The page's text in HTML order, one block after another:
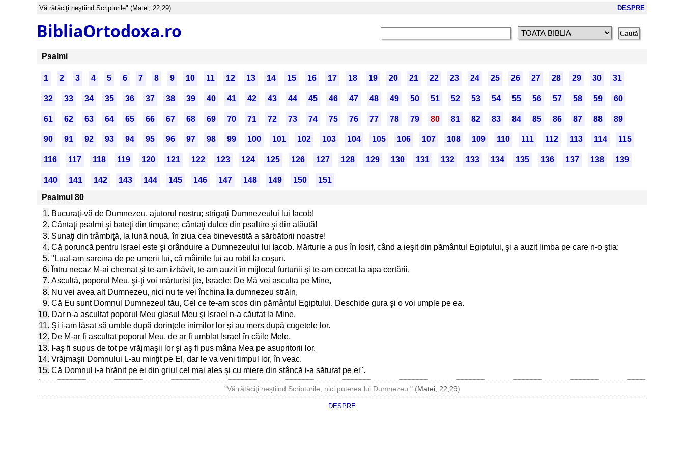
Vă rătăciţi neştiind Scripturile" (Matei, 22,29) DESPRE
BibliaOrtodoxa.ro
Psalmi
1 2 3 4 5 6 7 8 9 10 11 12 13 14 15 16 17 18 19 20 21 22 23 24 25 26 27 28 29 30 31
32 33 34 35 36 37 38 39 40 41 42 43 44 45 46 47 48 49 50 51 52 53 54 55 56 57 58 59 60
61 62 63 64 65 66 67 68 69 70 71 72 73 74 75 76 77 78 79 80 81 82 83 84 85 86 87 88 89
90 91 92 93 94 95 96 97 98 99 100 101 102 103 104 105 106 107 108 109 110 111 112 113 114 115
116 117 118 119 120 121 122 123 124 125 126 127 128 129 130 131 132 133 134 135 136 137 138 139
140 141 142 143 144 145 146 147 148 149 150
151
Psalmul 80
1. Bucuraţi-vă de Dumnezeu, ajutorul nostru; strigaţi Dumnezeului lui Iacob!
2. Cântaţi psalmi şi bateţi din timpane; cântaţi dulce din psaltire şi din alăută!
3. Sunaţi din trâmbiţă, la lună nouă, în ziua cea binevestită a sărbătorii noastre!
4. Că poruncă pentru Israel este şi orânduire a Dumnezeului lui Iacob. Mărturie a pus în Iosif, când a ieşit din pământul Egiptului, şi a auzit limba pe care n-o ştia:
5. "Luat-am sarcina de pe umerii lui, că mâinile lui au robit la coşuri.
6. Întru necaz M-ai chemat şi te-am izbăvit, te-am auzit în mijlocul furtunii şi te-am cercat la apa certării.
7. Ascultă, poporul Meu, şi-ţi voi mărturisi ţie, Israele: De Mă vei asculta pe Mine,
8. Nu vei avea alt Dumnezeu, nici nu te vei închina la dumnezeu străin,
9. Că Eu sunt Domnul Dumnezeul tău, Cel ce te-am scos din pământul Egiptului. Deschide gura şi o voi umple pe ea.
10. Dar n-a ascultat poporul Meu glasul Meu şi Israel n-a căutat la Mine.
11. Şi i-am lăsat să umble după dorinţele inimilor lor şi au mers după cugetele lor.
12. De M-ar fi ascultat poporul Meu, de ar fi umblat Israel în căile Mele,
13. I-aş fi supus de tot pe vrăjmaşii lor şi aş fi pus mâna Mea pe asupritorii lor.
14. Vrăjmaşii Domnului L-au minţit pe El, dar le va veni timpul lor, în veac.
15. Că Domnul i-a hrănit pe ei din griul cel mai ales şi cu miere din stâncă i-a săturat pe ei".
"Vă rătăciţi neştiind Scripturile, nici puterea lui Dumnezeu." (Matei, 22,29)
DESPRE